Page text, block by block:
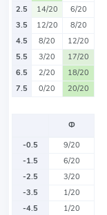
2.5
14/20
6/20
3.5
12/20
8/20
4.5
8/20
12/20
5.5
3/20
17/20
6.5
2/20
18/20
7.5
0/20 20/20
Ф
-0.5
9/20
-1.5
6/20
-2.5
3/20
-3.5
1/20
-4.5
1/20